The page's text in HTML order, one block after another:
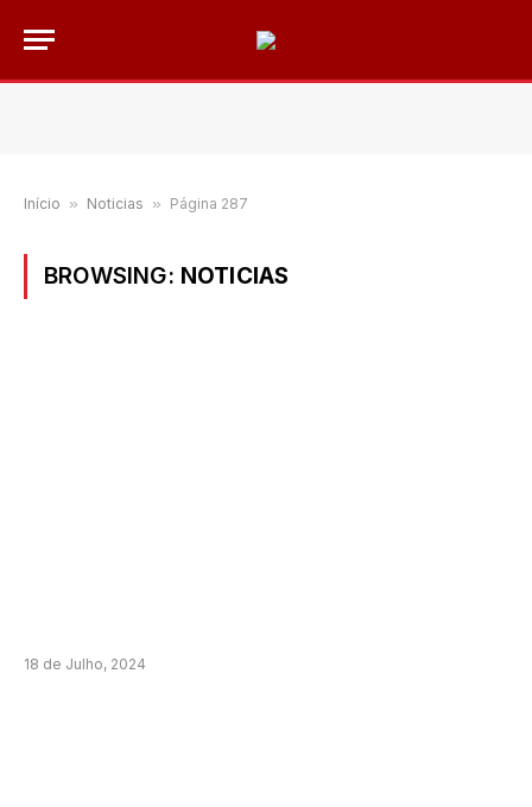
Início » Noticias » Página 287
BROWSING: NOTICIAS
18 de Julho, 2024